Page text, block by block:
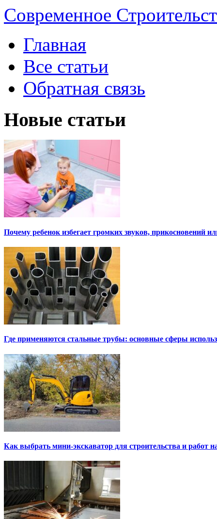
Современное
Главная
Все статьи
Обратная связь
Новые статьи
Почему ребенок избегает громких звуков, прикосновений
Где применяются стальные трубы: основные сферы
Как выбрать мини-экскаватор для строительства и работ